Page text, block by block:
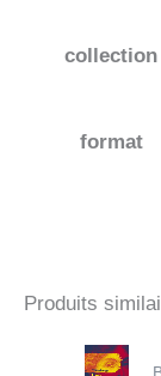
collection
format
Produits